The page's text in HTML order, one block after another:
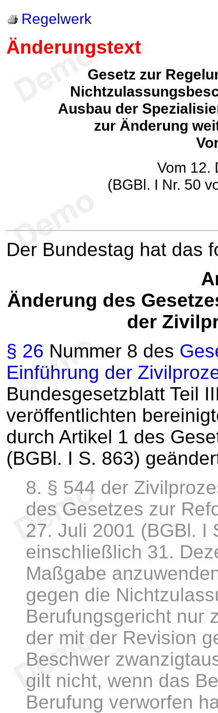
Regelwerk
Änderungstext
Gesetz zur
Ausbau der
zur Änderung
Vom 12.
(BGBl. I Nr. 50
Der Bundestag hat das
Änderung des
der
§ 26 Nummer 8 des
Einführung der
Bundesgesetzblatt Teil
veröffentlichten
durch Artikel 1 des
(BGBl. I S. 863)
8. § 544 der
des Gesetzes zur
27. Juli 2001 (BGBl. I
einschließlich 31.
Maßgabe
gegen die
Berufungsgericht nur
der mit der Revision
Beschwer
gilt nicht, wenn das
Berufung verworfen